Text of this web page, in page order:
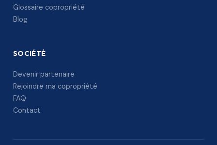
Glossaire copropriété
Blog
SOCIÉTÉ
Devenir partenaire
Rejoindre ma copropriété
FAQ
Contact